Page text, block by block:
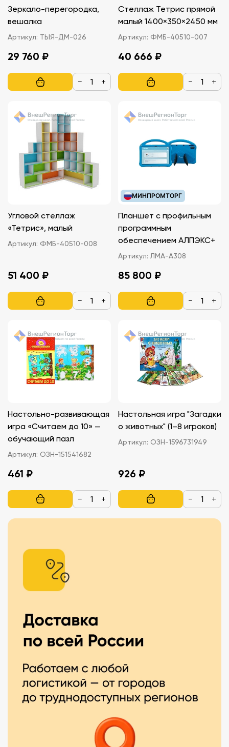
Зеркало-перегородка,
вешалка
Артикул: ТЫЯ-ДМ-026
29 760 ₽
− +
Стеллаж Тетрис прямой
малый 1400×350×2450 мм
Артикул: ФМБ-40510-007
40 666 ₽
− +
Угловой стеллаж
«Тетрис», малый
Артикул: ФМБ-40510-008
51 400 ₽
− +
МИНПРОМТОРГ
Планшет с профильным
программным
обеспечением АЛПЭКС+
Артикул: ЛМА-А308
85 800 ₽
− +
Настольно-развивающая
игра «Считаем до 10» —
обучающий пазл
Артикул: ОЗН-151541682
461 ₽
− +
Настольная игра "Загадки
о животных" (1–8 игроков)
Артикул: ОЗН-1596731949
926 ₽
− +